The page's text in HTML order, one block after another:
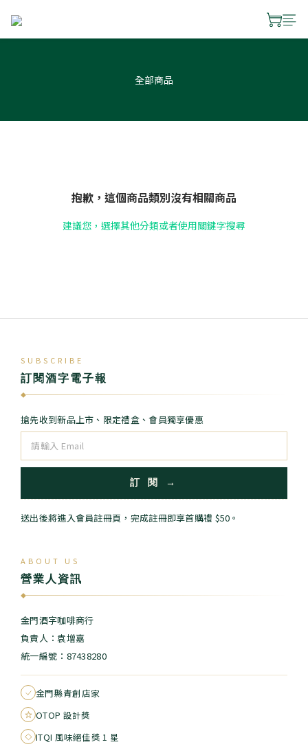
全部商品
抱歉，這個商品類別沒有相關商品
建議您，選擇其他分類或者使用關鍵字搜尋
SUBSCRIBE
訂閱酒字電子報
◆
搶先收到新品上市、限定禮盒、會員獨享優惠
訂 閱 →
送出後將進入會員註冊頁，完成註冊即享首購禮 $50。
ABOUT US
營業人資訊
◆
金門酒字咖啡商行
負責人：袁增嘉
統一編號：87438280
金門縣青創店家
OTOP 設計獎
ITQI 風味絕佳獎 1 星